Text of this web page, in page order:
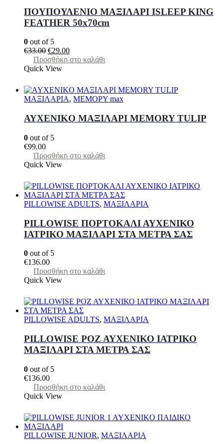
ΠΟΥΠΟΥΛΕΝΙΟ ΜΑΞΙΛΑΡΙ ISLEEP KING
FEATHER 50x70cm
0 out of 5
€33.00 Original
price
was:
€29.00Η
τρέχουσα
€29.00.
Προσθήκη στο καλάθι
Quick View
ΜΑΞΙΛΑΡΙΑ, ΜΕΜΟΡΥ max
AYXENIKO MAΞΙΛΑΡΙ MEMORY ΤULIP
0 out of 5
€99.00
Προσθήκη στο καλάθι
Quick View
PILLOWISE ADULTS, ΜΑΞΙΛΑΡΙΑ
PILLOWISE ΠΟΡΤΟΚΑΛΙ ΑΥΧΕΝΙΚΟ
ΙΑΤΡΙΚΟ ΜΑΞΙΛΑΡΙ ΣΤΑ ΜΕΤΡΑ ΣΑΣ
0 out of 5
€136.00
Προσθήκη στο καλάθι
Quick View
PILLOWISE ADULTS, ΜΑΞΙΛΑΡΙΑ
PILLOWISE ΡΟΖ ΑΥΧΕΝΙΚΟ ΙΑΤΡΙΚΟ
ΜΑΞΙΛΑΡΙ ΣΤΑ ΜΕΤΡΑ ΣΑΣ
0 out of 5
€136.00
Προσθήκη στο καλάθι
Quick View
PILLOWISE JUNIOR, ΜΑΞΙΛΑΡΙΑ